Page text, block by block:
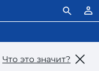
Что это значит?